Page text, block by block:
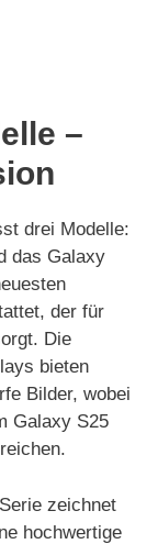
–
drei Modelle:
das Galaxy
der für
Die
bieten
Bilder, wobei
Galaxy S25
zeichnet
hochwertige